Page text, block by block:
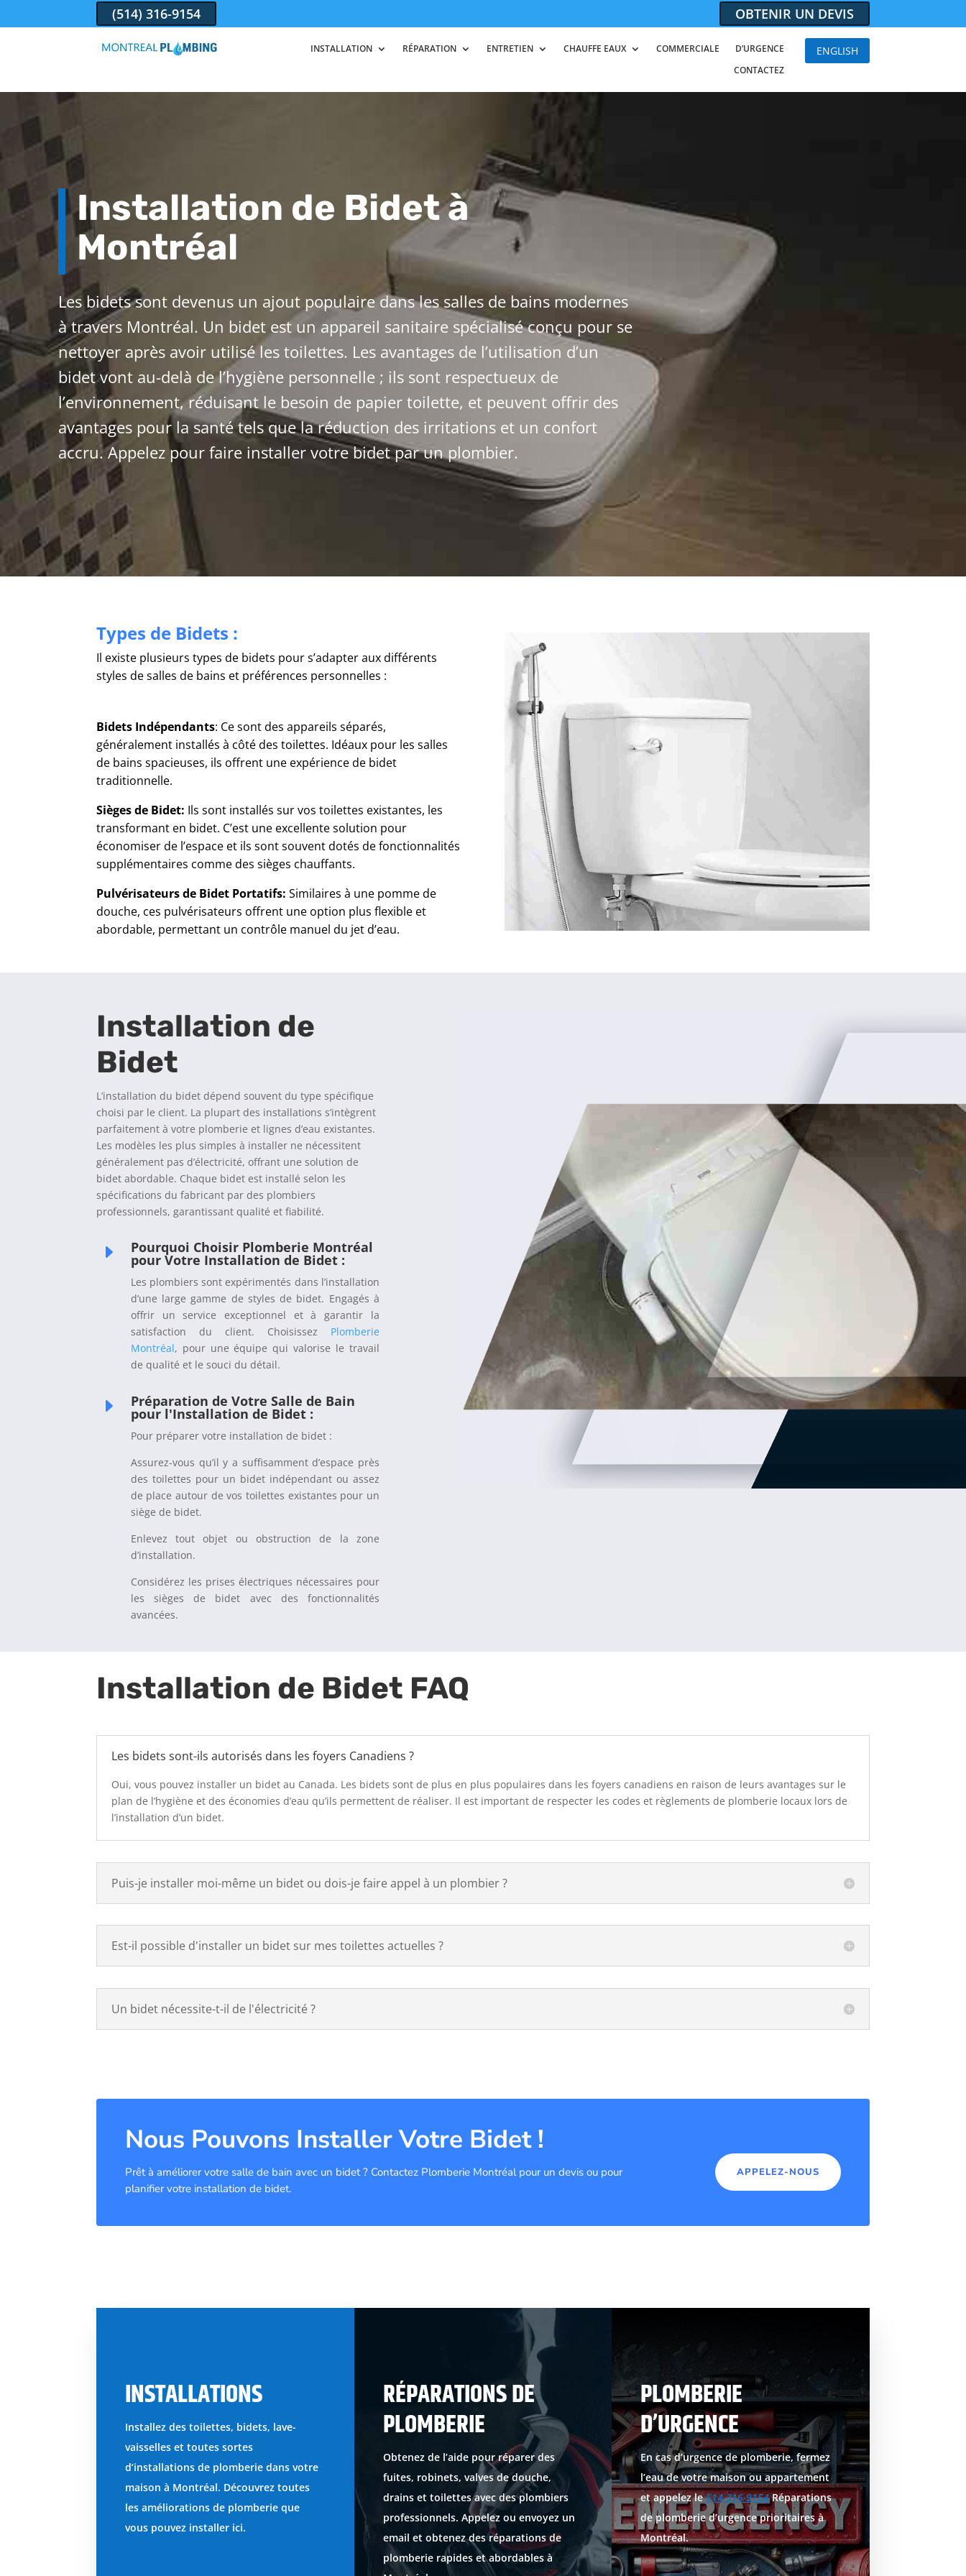
(514) 316-9154 OBTENIR UN DEVIS
INSTALLATION RÉPARATION ENTRETIEN CHAUFFE EAUX COMMERCIALE
D’URGENCE
CONTACTEZ
ENGLISH
Installation de Bidet à
Montréal
Les bidets sont devenus un ajout populaire dans les salles de bains modernes
à travers Montréal. Un bidet est un appareil sanitaire spécialisé conçu pour se
nettoyer après avoir utilisé les toilettes. Les avantages de l’utilisation d’un
bidet vont au-delà de l’hygiène personnelle ; ils sont respectueux de
l’environnement, réduisant le besoin de papier toilette, et peuvent offrir des
avantages pour la santé tels que la réduction des irritations et un confort
accru. Appelez pour faire installer votre bidet par un plombier.
Types de Bidets :
Il existe plusieurs types de bidets pour s’adapter aux différents
styles de salles de bains et préférences personnelles :
Bidets Indépendants: Ce sont des appareils séparés,
généralement installés à côté des toilettes. Idéaux pour les salles
de bains spacieuses, ils offrent une expérience de bidet
traditionnelle.
Sièges de Bidet: Ils sont installés sur vos toilettes existantes, les
transformant en bidet. C’est une excellente solution pour
économiser de l’espace et ils sont souvent dotés de fonctionnalités
supplémentaires comme des sièges chauffants.
Pulvérisateurs de Bidet Portatifs: Similaires à une pomme de
douche, ces pulvérisateurs offrent une option plus flexible et
abordable, permettant un contrôle manuel du jet d’eau.
Installation de
Bidet
L’installation du bidet dépend souvent du type spécifique
choisi par le client. La plupart des installations s’intègrent
parfaitement à votre plomberie et lignes d’eau existantes.
Les modèles les plus simples à installer ne nécessitent
généralement pas d’électricité, offrant une solution de
bidet abordable. Chaque bidet est installé selon les
spécifications du fabricant par des plombiers
professionnels, garantissant qualité et fiabilité.
E Pourquoi Choisir Plomberie Montréal
pour Votre Installation de Bidet :
Les plombiers sont expérimentés dans l’installation
d’une large gamme de styles de bidet. Engagés à
offrir un service exceptionnel et à garantir la
satisfaction du client. Choisissez Plomberie
Montréal, pour une équipe qui valorise le travail
de qualité et le souci du détail.
E Préparation de Votre Salle de Bain
pour l'Installation de Bidet :
Pour préparer votre installation de bidet :
Assurez-vous qu’il y a suffisamment d’espace près
des toilettes pour un bidet indépendant ou assez
de place autour de vos toilettes existantes pour un
siège de bidet.
Enlevez tout objet ou obstruction de la zone
d’installation.
Considérez les prises électriques nécessaires pour
les sièges de bidet avec des fonctionnalités
avancées.
Installation de Bidet FAQ
Les bidets sont-ils autorisés dans les foyers Canadiens ?
Oui, vous pouvez installer un bidet au Canada. Les bidets sont de plus en plus populaires dans les foyers canadiens en raison de leurs avantages sur le
plan de l’hygiène et des économies d’eau qu’ils permettent de réaliser. Il est important de respecter les codes et règlements de plomberie locaux lors de
l’installation d’un bidet.
Puis-je installer moi-même un bidet ou dois-je faire appel à un plombier ?
Est-il possible d'installer un bidet sur mes toilettes actuelles ?
Un bidet nécessite-t-il de l'électricité ?
Nous Pouvons Installer Votre Bidet !
Prêt à améliorer votre salle de bain avec un bidet ? Contactez Plomberie Montréal pour un devis ou pour
planifier votre installation de bidet.
APPELEZ-NOUS
INSTALLATIONS
Installez des toilettes, bidets, lave-
vaisselles et toutes sortes
d’installations de plomberie dans votre
maison à Montréal. Découvrez toutes
les améliorations de plomberie que
vous pouvez installer ici.
RÉPARATIONS DE
PLOMBERIE
Obtenez de l’aide pour réparer des
fuites, robinets, valves de douche,
drains et toilettes avec des plombiers
professionnels. Appelez ou envoyez un
email et obtenez des réparations de
plomberie rapides et abordables à
PLOMBERIE
D’URGENCE
En cas d’urgence de plomberie, fermez
l’eau de votre maison ou appartement
et appelez le514-316-9154Réparations
de plomberie d’urgence prioritaires à
Montréal.